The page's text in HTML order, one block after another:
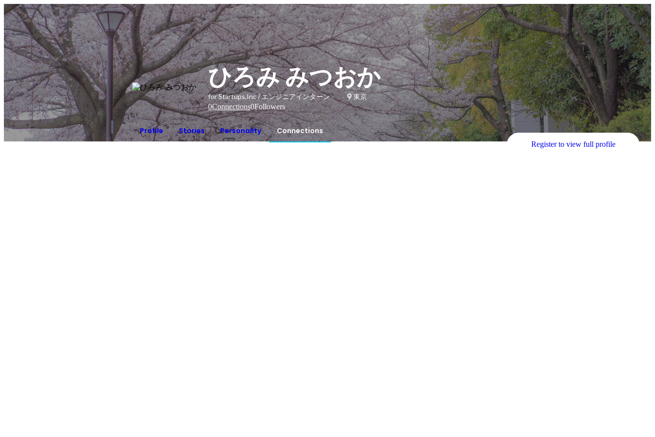
ひろみ みつおか
for Startups,Inc / エンジニアインターン
東京
0Connections0Followers
Profile Stories Personality Connections
Register to view full profile